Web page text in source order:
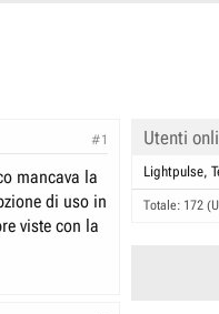
#1
mancava la
di uso in
viste con la
Utenti
Lightpulse
Totale: 172